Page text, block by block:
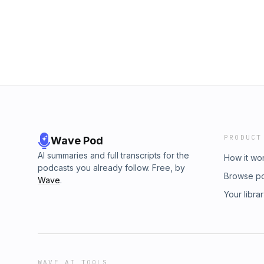
Wave Pod
AI summaries and full transcripts for the
podcasts you already follow. Free, by
Wave.
PRODUCT
How it
Browse
Your
WAVE AI TOOLS